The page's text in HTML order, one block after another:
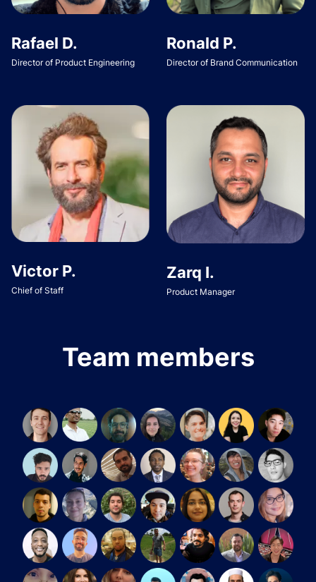
Rafael D.
Director of Product Engineering
Ronald P.
Director of Brand Communication
Victor P.
Chief of Staff
Zarq I.
Product Manager
Team members